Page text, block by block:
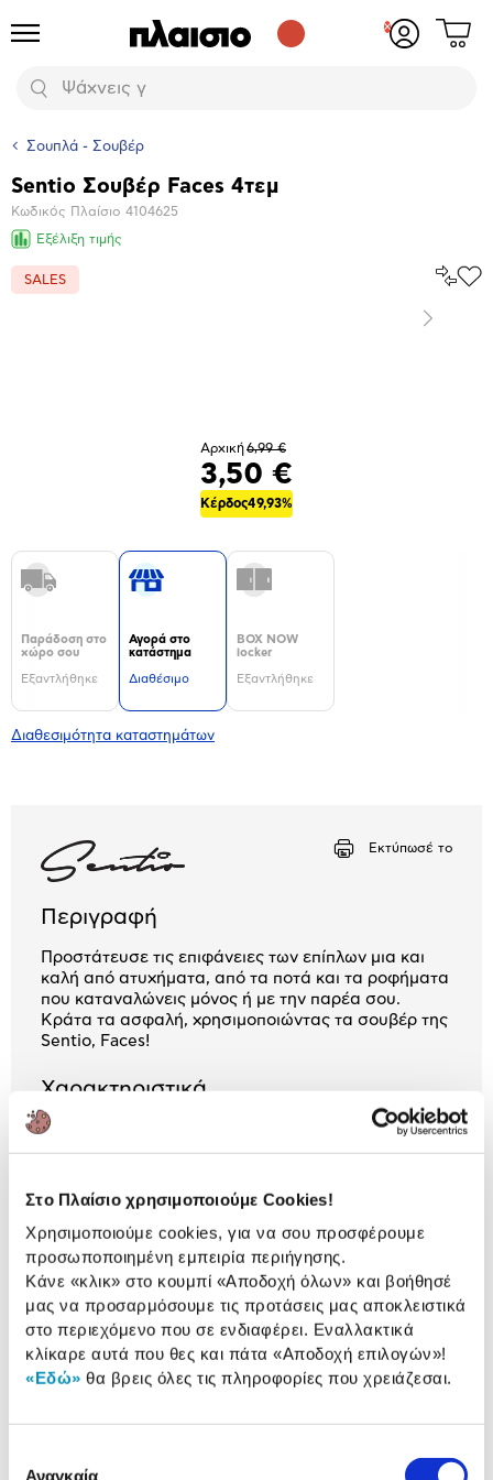
Στο Πλαίσιο χρησιμοποιούμε Cookies!
Χρησιμοποιούμε cookies, για να σου προσφέρουμε
προσωποποιημένη εμπειρία περιήγησης.
Κάνε «κλικ» στο κουμπί «Αποδοχή όλων» και βοήθησέ
μας να προσαρμόσουμε τις προτάσεις μας αποκλειστικά
στο περιεχόμενο που σε ενδιαφέρει. Εναλλακτικά
κλίκαρε αυτά που θες και πάτα «Αποδοχή επιλογών»!
«Εδώ» θα βρεις όλες τις πληροφορίες που χρειάζεσαι.
Αναγκαία
Προϊόντα
Αναζήτηση
Δες
Σουπλά - Σουβέρ
Βασικά
χαρακτηριστικά
Sentio Σουβέρ Faces 4τεμ
Κωδικός Πλαίσιο 4104625
Εξέλιξη τιμής
SALES
Επόμενο
Αρχική6,99 €
3,50 €
Κέρδος49,93%
Παράδοση στο
χώρο σου
Εξαντλήθηκε
Αγορά στο
κατάστημα
Διαθέσιμο
BOX NOW
locker
Εξαντλήθηκε
Διαθεσιμότητα καταστημάτων
Εκτύπωσέ το
Περιγραφή
Προστάτευσε τις επιφάνειες των επίπλων μια και
καλή από ατυχήματα, από τα ποτά και τα ροφήματα
που καταναλώνεις μόνος ή με την παρέα σου.
Κράτα τα ασφαλή, χρησιμοποιώντας τα σουβέρ της
Sentio, Faces!
Χαρακτηριστικά
Γυαλί
Αναλυτική
παρουσίαση
Αναλυτική παρουσίαση
Προδιαγραφές
προϊόντος
Χαρακτηριστικά
Αξιολογήσεις